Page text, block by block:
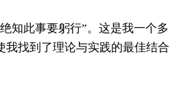
知此事要躬行”。这是我一个多
我找到了理论与实践的最佳结合